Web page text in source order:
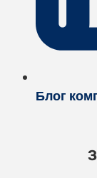
Блог